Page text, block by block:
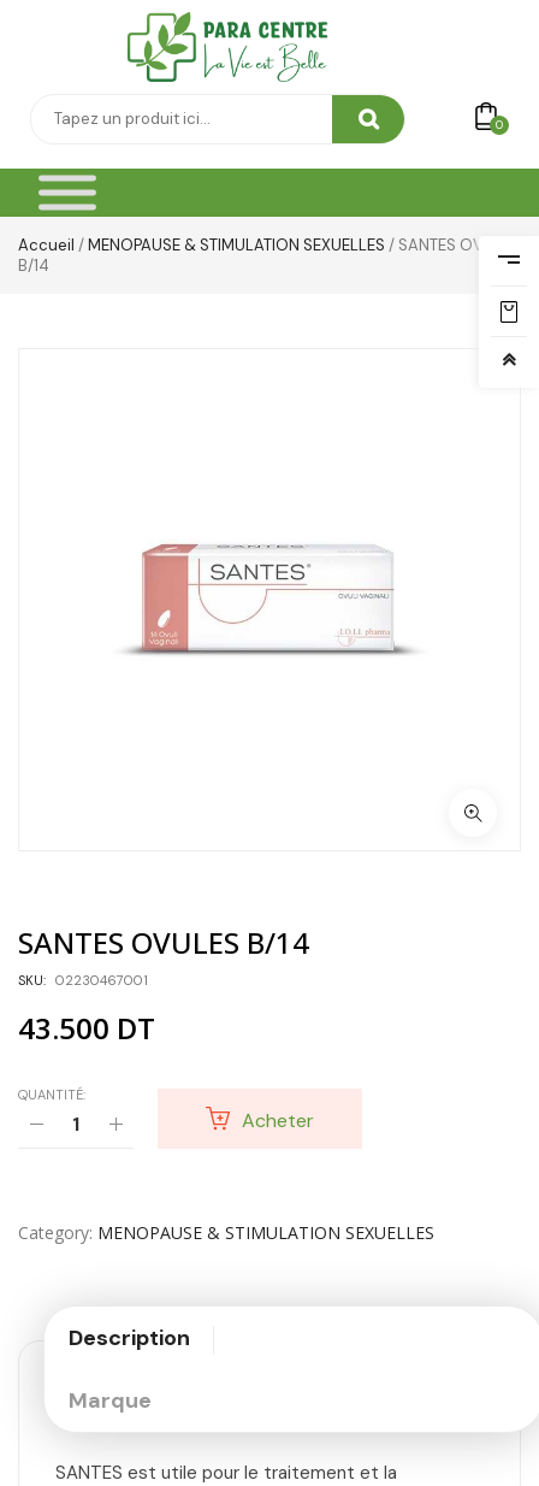
0
Accueil /MENOPAUSE & STIMULATION SEXUELLES / SANTES OVULES
B/14
SANTES OVULES B/14
SKU: 02230467001
43.500 DT
QUANTITÉ:
Acheter
Category MENOPAUSE & STIMULATION SEXUELLES
Description
Marque
SANTES est utile pour le traitement et la